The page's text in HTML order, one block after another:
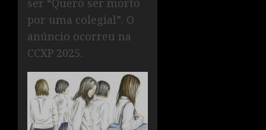
ser “Quero ser morto
por uma colegial”. O
anúncio ocorreu na
CCXP 2025.